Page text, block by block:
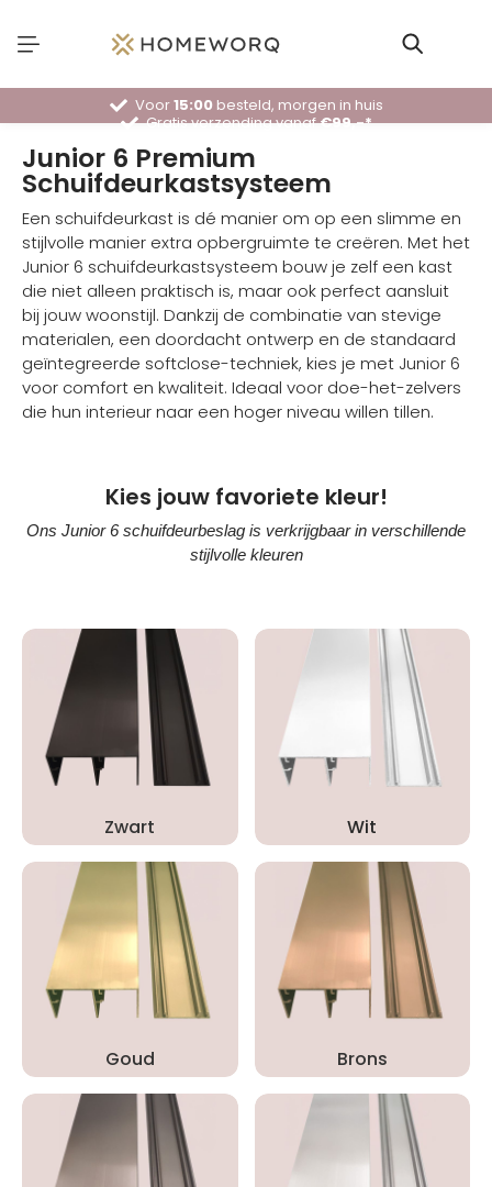
Voor15:00besteld, morgen in huis
Gratis verzending vanaf€99,-*
Junior 6 Premium
Schuifdeurkastsysteem
Een schuifdeurkast is dé manier om op een slimme en
stijlvolle manier extra opbergruimte te creëren. Met het
Junior 6 schuifdeurkastsysteem bouw je zelf een kast
die niet alleen praktisch is, maar ook perfect aansluit
bij jouw woonstijl. Dankzij de combinatie van stevige
materialen, een doordacht ontwerp en de standaard
geïntegreerde softclose-techniek, kies je met Junior 6
voor comfort en kwaliteit. Ideaal voor doe-het-zelvers
die hun interieur naar een hoger niveau willen tillen.
Kies jouw favoriete kleur!
Ons Junior 6 schuifdeurbeslag is verkrijgbaar in verschillende
stijlvolle kleuren
Zwart Wit
Goud Brons